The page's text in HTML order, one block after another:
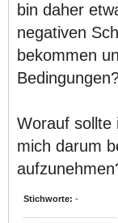
bin daher
negativen
bekommen
Worauf sollte
mich darum
Stichworte: -